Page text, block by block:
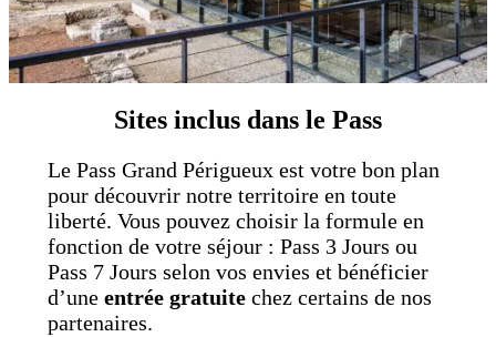
Sites inclus dans le Pass
Le Pass Grand Périgueux est votre bon plan
pour découvrir notre territoire en toute
liberté. Vous pouvez choisir la formule en
fonction de votre séjour : Pass 3 Jours ou
Pass 7 Jours selon vos envies et bénéficier
d’une entrée gratuitechez certains de nos
partenaires.